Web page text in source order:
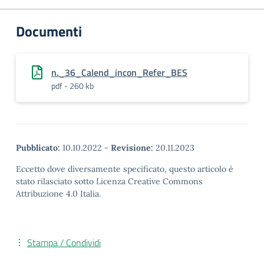
Documenti
n._36_Calend_incon_Refer_BES
pdf - 260 kb
Pubblicato: 10.10.2022 - Revisione: 20.11.2023
Eccetto dove diversamente specificato, questo articolo è
stato rilasciato sotto Licenza Creative Commons
Attribuzione 4.0 Italia.
Stampa / Condividi